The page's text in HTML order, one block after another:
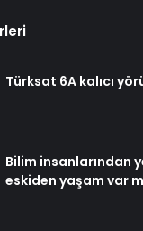
Türksat 6A kalıcı
Bilim insanlarından
eskiden yaşam var